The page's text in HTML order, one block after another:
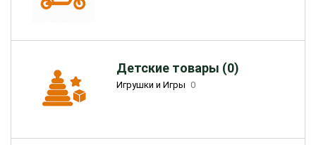
Детские товары (0)
Игрушки и Игры 0